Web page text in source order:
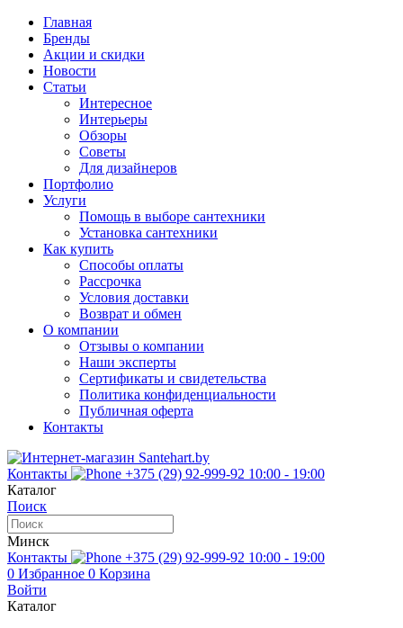
Главная
Бренды
Акции и скидки
Новости
Статьи
Интересное
Интерьеры
Обзоры
Советы
Для дизайнеров
Портфолио
Услуги
Помощь в выборе сантехники
Установка сантехники
Как купить
Способы оплаты
Рассрочка
Условия доставки
Возврат и обмен
О компании
Отзывы о компании
Наши эксперты
Сертификаты и свидетельства
Политика конфиденциальности
Публичная оферта
Контакты
Контакты +375 (29) 92-999-92 10:00 - 19:00
Каталог
Поиск
Минск
Контакты
+375 (29) 92-999-92 10:00 - 19:00
0 Избранное 0 Корзина
Войти
Каталог